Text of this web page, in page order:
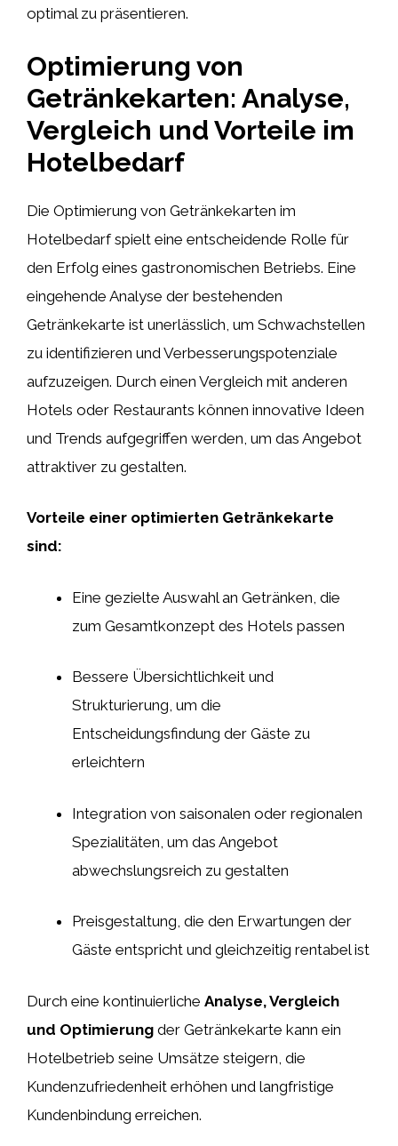
optimal zu präsentieren.
Optimierung von
Getränkekarten: Analyse,
Vergleich und Vorteile im
Hotelbedarf
Die Optimierung von Getränkekarten im
Hotelbedarf spielt eine entscheidende Rolle für
den Erfolg eines gastronomischen Betriebs. Eine
eingehende Analyse der bestehenden
Getränkekarte ist unerlässlich, um Schwachstellen
zu identifizieren und Verbesserungspotenziale
aufzuzeigen. Durch einen Vergleich mit anderen
Hotels oder Restaurants können innovative Ideen
und Trends aufgegriffen werden, um das Angebot
attraktiver zu gestalten.
Vorteile einer optimierten Getränkekarte
sind:
Eine gezielte Auswahl an Getränken, die
zum Gesamtkonzept des Hotels passen
Bessere Übersichtlichkeit und
Strukturierung, um die
Entscheidungsfindung der Gäste zu
erleichtern
Integration von saisonalen oder regionalen
Spezialitäten, um das Angebot
abwechslungsreich zu gestalten
Preisgestaltung, die den Erwartungen der
Gäste entspricht und gleichzeitig rentabel ist
Durch eine kontinuierliche Analyse, Vergleich
und Optimierung der Getränkekarte kann ein
Hotelbetrieb seine Umsätze steigern, die
Kundenzufriedenheit erhöhen und langfristige
Kundenbindung erreichen.